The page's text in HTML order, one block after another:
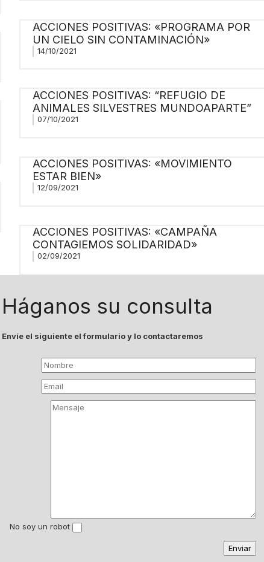
ACCIONES POSITIVAS: «PROGRAMA POR
UN CIELO SIN CONTAMINACIÓN»
14/10/2021
ACCIONES POSITIVAS: “REFUGIO DE
ANIMALES SILVESTRES MUNDOAPARTE”
07/10/2021
ACCIONES POSITIVAS: «MOVIMIENTO
ESTAR BIEN»
12/09/2021
ACCIONES POSITIVAS: «CAMPAÑA
CONTAGIEMOS SOLIDARIDAD»
02/09/2021
Háganos su consulta
Envíe el siguiente el formulario y lo contactaremos
No soy un robot